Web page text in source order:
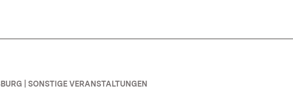
| SONSTIGE VERANSTALTUNGEN